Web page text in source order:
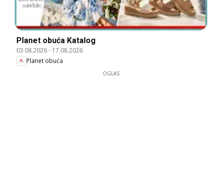
Planet obuća Katalog
03.08.2026- 17.08.2026
Planet obuća
OGLAS